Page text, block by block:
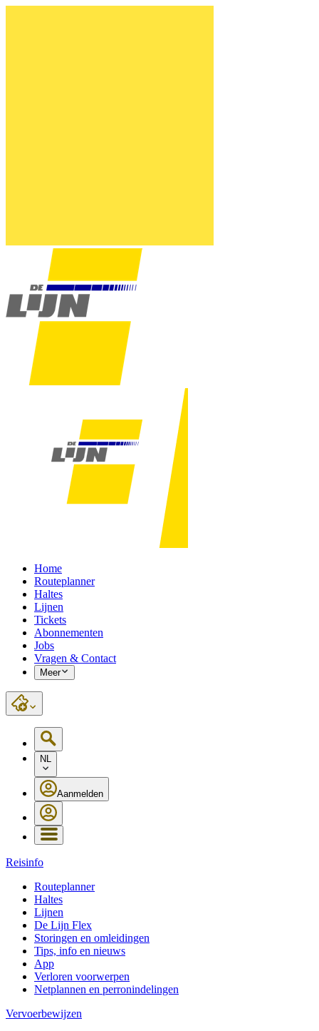
Home
Routeplanner
Haltes
Lijnen
Tickets
Abonnementen
Jobs
Vragen & Contact
Meer
NL
Aanmelden
Reisinfo
Routeplanner
Haltes
Lijnen
De Lijn Flex
Storingen en omleidingen
Tips, info en nieuws
App
Verloren voorwerpen
Netplannen en perronindelingen
Vervoerbewijzen